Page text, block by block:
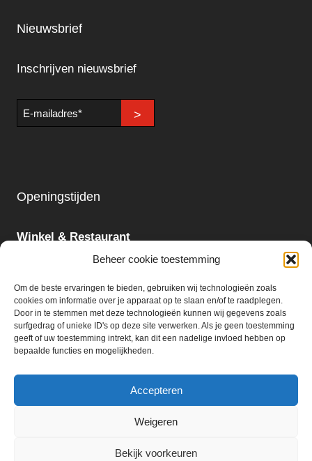
Beheer cookie toestemming
Om de beste ervaringen te bieden, gebruiken wij technologieën zoals
cookies om informatie over je apparaat op te slaan en/of te raadplegen.
Door in te stemmen met deze technologieën kunnen wij gegevens zoals
surfgedrag of unieke ID's op deze site verwerken. Als je geen toestemming
geeft of uw toestemming intrekt, kan dit een nadelige invloed hebben op
bepaalde functies en mogelijkheden.
Accepteren
Weigeren
Bekijk voorkeuren
Nieuwsbrief
Inschrijven nieuwsbrief
E-
mailadres
>
Openingstijden
Winkel & Restaurant
Maandag - Zondag
Slijterij:
Maandag - Zaterdag
09:00 - 18:00